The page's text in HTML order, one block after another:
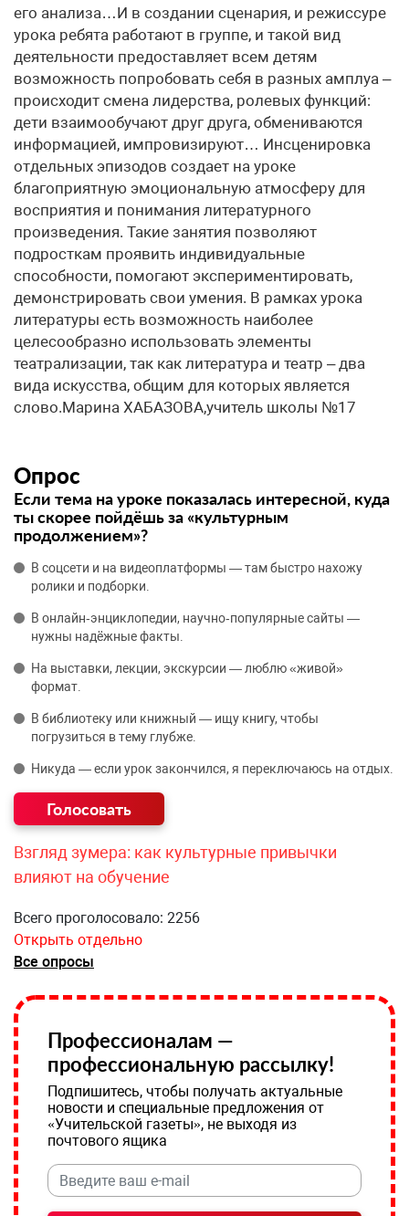
его анализа…И в создании сценария, и режиссуре
урока ребята работают в группе, и такой вид
деятельности предоставляет всем детям
возможность попробовать себя в разных амплуа –
происходит смена лидерства, ролевых функций:
дети взаимообучают друг друга, обмениваются
информацией, импровизируют… Инсценировка
отдельных эпизодов создает на уроке
благоприятную эмоциональную атмосферу для
восприятия и понимания литературного
произведения. Такие занятия позволяют
подросткам проявить индивидуальные
способности, помогают экспериментировать,
демонстрировать свои умения. В рамках урока
литературы есть возможность наиболее
целесообразно использовать элементы
театрализации, так как литература и театр – два
вида искусства, общим для которых является
слово.Марина ХАБАЗОВА,учитель школы №17
Опрос
Если тема на уроке показалась интересной, куда
ты скорее пойдёшь за «культурным
продолжением»?
В соцсети и на видеоплатформы — там быстро нахожу
ролики и подборки.
В онлайн‑энциклопедии, научно‑популярные сайты —
нужны надёжные факты.
На выставки, лекции, экскурсии — люблю «живой»
формат.
В библиотеку или книжный — ищу книгу, чтобы
погрузиться в тему глубже.
Никуда — если урок закончился, я переключаюсь на отдых.
Взгляд зумера: как культурные привычки
влияют на обучение
Всего проголосовало: 2256
Открыть отдельно
Все опросы
Профессионалам —
профессиональную рассылку!
Подпишитесь, чтобы получать актуальные
новости и специальные предложения от
«Учительской газеты», не выходя из
почтового ящика